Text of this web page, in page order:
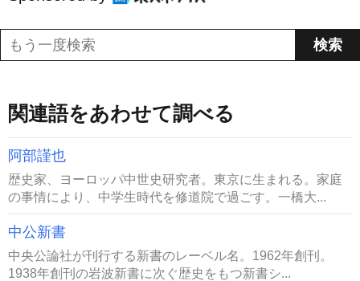
関連語をあわせて調べる
阿部謹也
歴史家、ヨーロッパ中世史研究者。東京に生まれる。家庭
の事情により、中学生時代を修道院で過ごす。一橋大...
中公新書
中央公論社が刊行する新書のレーベル名。1962年創刊。
1938年創刊の岩波新書に次ぐ歴史をもつ新書シ...